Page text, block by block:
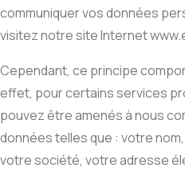
communiquer vos données
visitez notre site Internet
Cependant, ce principe
effet, pour certains services
pouvez être amenés à nous
données telles que : votre
votre société, votre adresse